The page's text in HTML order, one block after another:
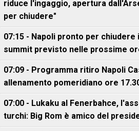
riduce l'ingaggio, apertura
per chiudere"
07:15 - Napoli pronto per
summit previsto nelle prossime
07:09 - Programma ritiro Napoli
allenamento pomeridiano ore
07:00 - Lukaku al Fenerbahce,
turchi: Big Rom è amico del